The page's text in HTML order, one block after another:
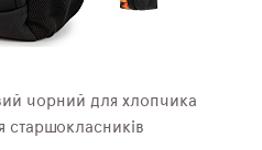
чорний для хлопчика
старшокласників